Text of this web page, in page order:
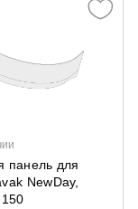
панель для
NewDay,